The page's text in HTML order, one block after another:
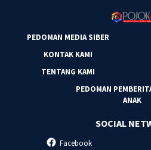
PEDOMAN MEDIA SIBER
KONTAK KAMI
TENTANG KAMI
PEDOMAN
ANAK
SOCIAL
Facebook